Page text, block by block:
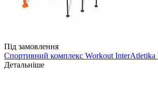
Під замовлення
Спортивний комплекс Workout
Детальніше